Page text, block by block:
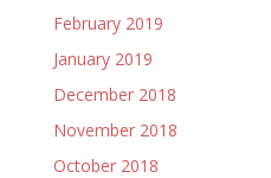
February 2019
January 2019
December 2018
November 2018
October 2018